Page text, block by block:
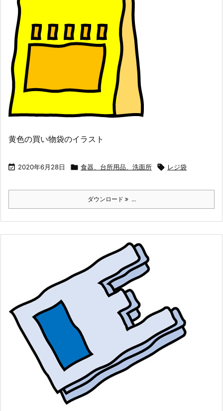
黄色の買い物袋のイラスト
 2020年6月28日  食器、台所用品、洗面所  レジ袋
ダウンロード ...